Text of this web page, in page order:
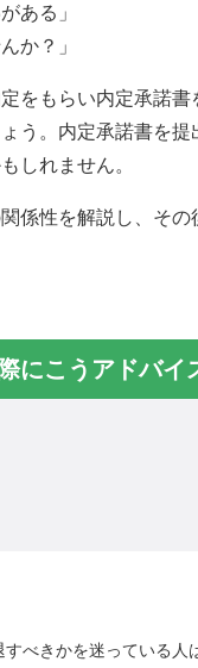
ある」
か？」
をもらい内定承諾書
う。内定承諾書を
しれません。
係性を解説し、そ
にこうアドバイ
べきかを迷っている人